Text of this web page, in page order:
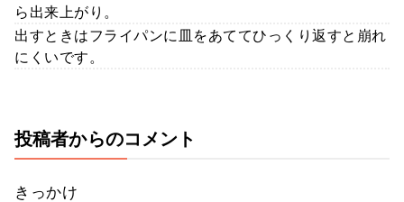
ら出来上がり。
出すときはフライパンに皿をあててひっくり返すと崩れ
にくいです。
投稿者からのコメント
きっかけ